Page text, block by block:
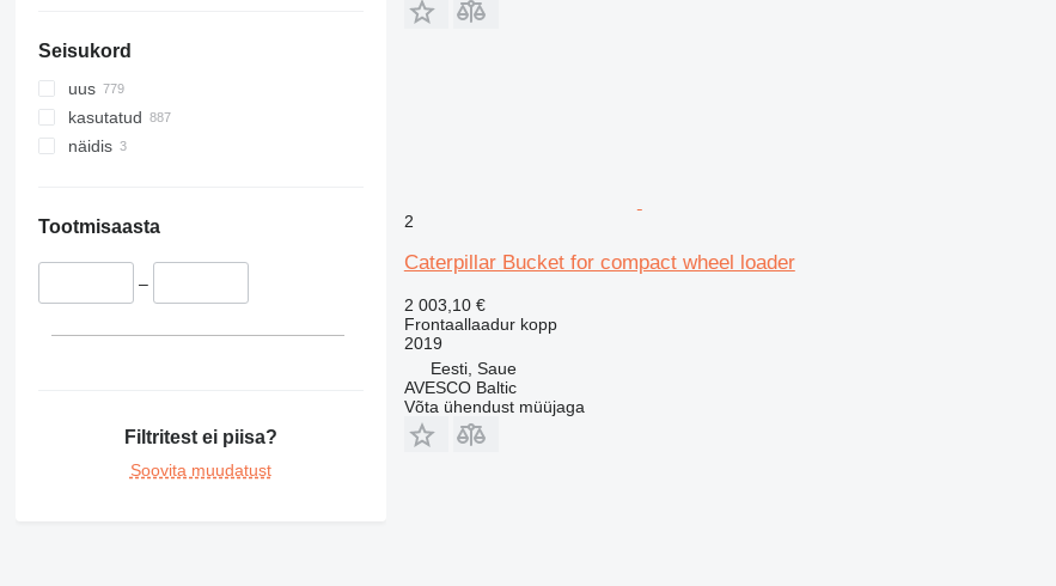
Seisukord
uus
kasutatud
näidis
Tootmisaasta
–
Filtritest ei piisa?
Soovita muudatust
2
Caterpillar Bucket for compact wheel loader
2 003,10 €
Frontaallaadur kopp
2019
Eesti, Saue
AVESCO Baltic
Võta ühendust müüjaga